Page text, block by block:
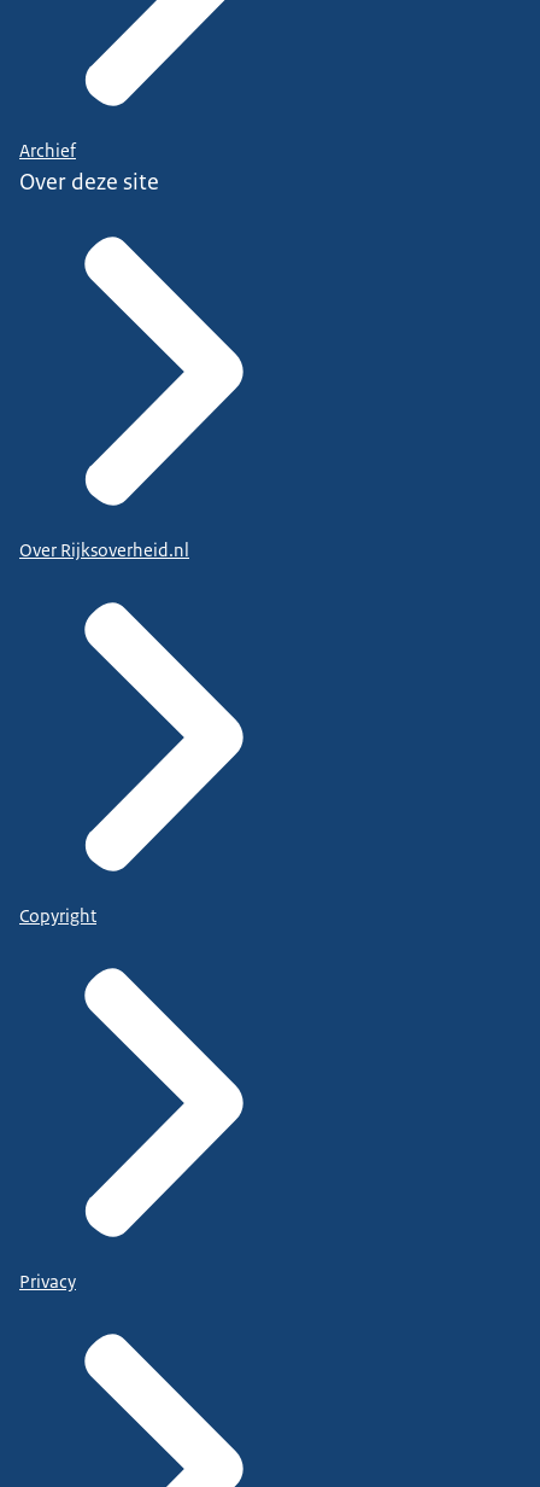
Archief
Over deze site
Over Rijksoverheid.nl
Copyright
Privacy